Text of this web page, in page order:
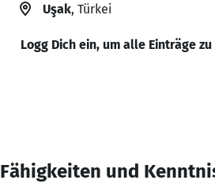
Uşak, Türkei
Logg Dich ein, um alle Einträge
Fähigkeiten und